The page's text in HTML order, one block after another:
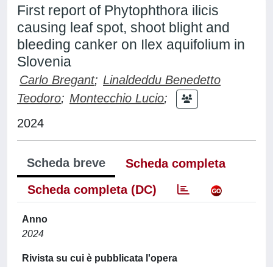
First report of Phytophthora ilicis
causing leaf spot, shoot blight and
bleeding canker on Ilex aquifolium in
Slovenia
Carlo Bregant; Linaldeddu Benedetto
Teodoro; Montecchio Lucio;
2024
Scheda breve
Scheda completa
Scheda completa (DC)
Anno
2024
Rivista su cui è pubblicata l'opera